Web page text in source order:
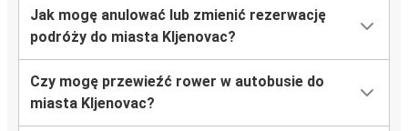
Jak mogę anulować lub zmienić rezerwację
podróży do miasta Kljenovac?
Czy mogę przewieźć rower w autobusie do
miasta Kljenovac?